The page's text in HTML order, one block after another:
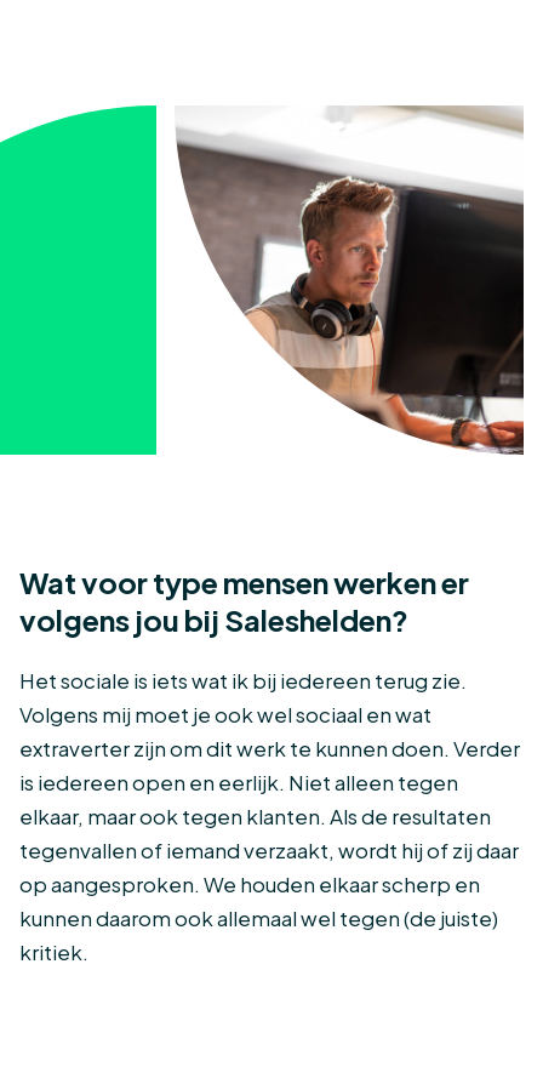
Wat voor type mensen werken er
volgens jou bij Saleshelden?
Het sociale is iets wat ik bij iedereen terug zie.
Volgens mij moet je ook wel sociaal en wat
extraverter zijn om dit werk te kunnen doen. Verder
is iedereen open en eerlijk. Niet alleen tegen
elkaar, maar ook tegen klanten. Als de resultaten
tegenvallen of iemand verzaakt, wordt hij of zij daar
op aangesproken. We houden elkaar scherp en
kunnen daarom ook allemaal wel tegen (de juiste)
kritiek.